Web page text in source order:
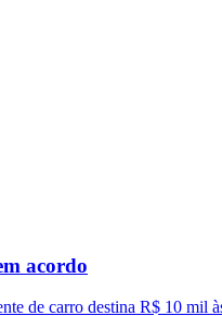
acordo
de carro destina R$ 10 mil